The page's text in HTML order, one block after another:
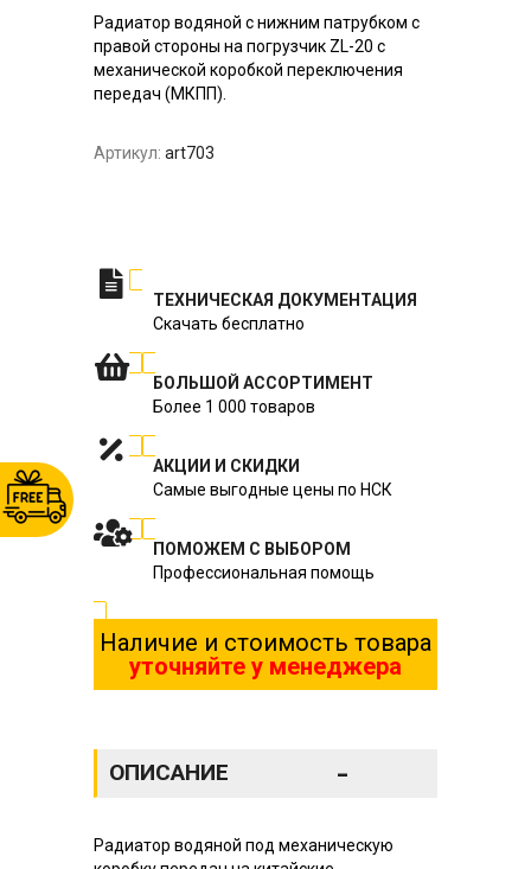
Радиатор водяной с нижним патрубком с
правой стороны на погрузчик ZL-20 с
механической коробкой переключения
передач (МКПП).
Артикул: art703
ТЕХНИЧЕСКАЯ ДОКУМЕНТАЦИЯ
Скачать бесплатно
БОЛЬШОЙ АССОРТИМЕНТ
Более 1 000 товаров
АКЦИИ И СКИДКИ
Самые выгодные цены по НСК
ПОМОЖЕМ С ВЫБОРОМ
Профессиональная помощь
Наличие и стоимость товара
уточняйте у менеджера
ОПИСАНИЕ -
Радиатор водяной под механическую